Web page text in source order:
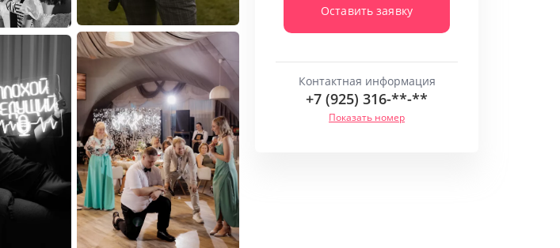
> «Ты в нужное время в нужном месте!»
> «Дерзкий и аккуратный юмор — идеально!»
> «Лучшая свадьба за последние 40 лет!» — дедушка жениха 😄
Оставить заявку
Контактная информация
+7 (925) 316-**-**
Показать номер